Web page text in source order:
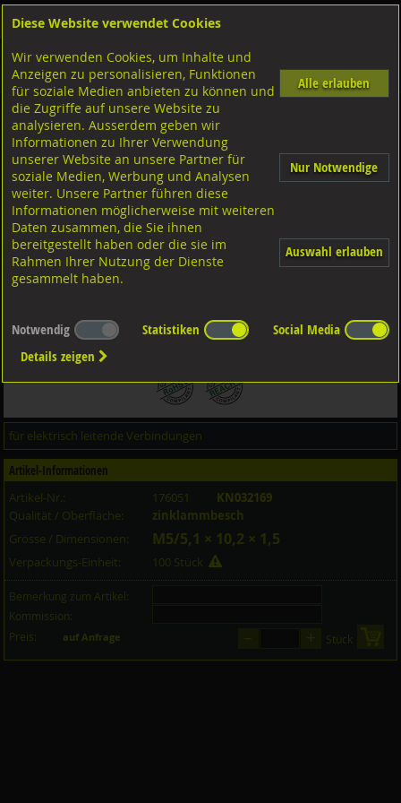
Shop Sicherungselemente Sperrkant- u. Sicherungsscheiben
Sperrkantscheiben
Stahl zinklammelenbeschichtet
Sperrkantscheiben Form K Fst.gehärtet, zinklammbesch
M5/5,1x10,2x1,5
für elektrisch leitende Verbindungen
Artikel-Informationen
Artikel-Nr.:
176051
KN032169
Qualität / Oberfläche:
zinklammbesch
Grösse / Dimensionen:
M5/5,1 × 10,2 × 1,5
Verpackungs-Einheit: 100 Stück
Bemerkung zum Artikel:
Kommission:
Preis:
auf Anfrage Stück
Diese Website verwendet Cookies
Wir verwenden Cookies, um Inhalte und
Anzeigen zu personalisieren, Funktionen
für soziale Medien anbieten zu können und
die Zugriffe auf unsere Website zu
analysieren. Ausserdem geben wir
Informationen zu Ihrer Verwendung
unserer Website an unsere Partner für
soziale Medien, Werbung und Analysen
weiter. Unsere Partner führen diese
Informationen möglicherweise mit weiteren
Daten zusammen, die Sie ihnen
bereitgestellt haben oder die sie im
Rahmen Ihrer Nutzung der Dienste
gesammelt haben.
Alle erlauben
Nur Notwendige
Auswahl erlauben
Notwendig Statistiken
Social Media
Details zeigen